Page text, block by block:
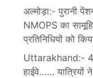
अल्मोड़ा:- पुरानी
NMOPS का
प्रतिनिधियों को
Uttarakhand:-
हाईवे…… यात्रियों